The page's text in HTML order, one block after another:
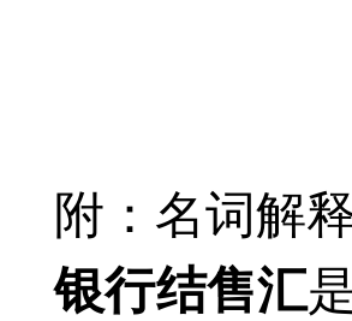
附：名词解
银行结售汇